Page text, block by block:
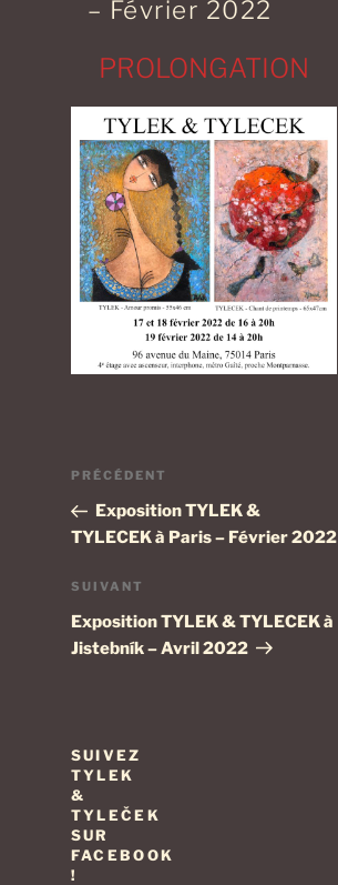
– Février 2022
PROLONGATION
Navigation
l’article
Article
précédent
PRÉCÉDENT
Exposition TYLEK &
TYLECEK à Paris – Février 2022
Article
suivant
SUIVANT
Exposition TYLEK & TYLECEK à
Jistebník – Avril 2022
SUIVEZ
TYLEK
&
TYLEČEK
SUR
FACEBOOK
!